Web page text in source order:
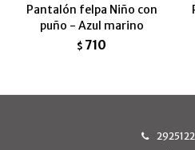
Pantalón felpa Niño con
puño - Azul marino
$ 710